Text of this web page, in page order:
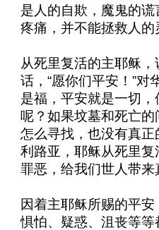
是人的自欺，魔鬼的
疼痛，并不能拯救人的
从死里复活的主耶稣
话，“愿你们平安！”对
是福，平安就是一切
呢？如果坟墓和死亡
怎么寻找，也没有真
利路亚，耶稣从死里复
罪恶，给我们世人带来
因着主耶稣所赐的平安
惧怕、疑惑、沮丧等